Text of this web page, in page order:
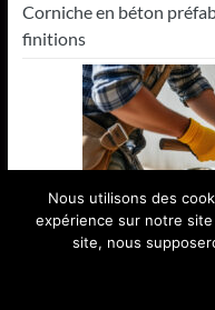
Corniche en béton
finitions
Nous utilisons des
expérience sur notre
site, nous